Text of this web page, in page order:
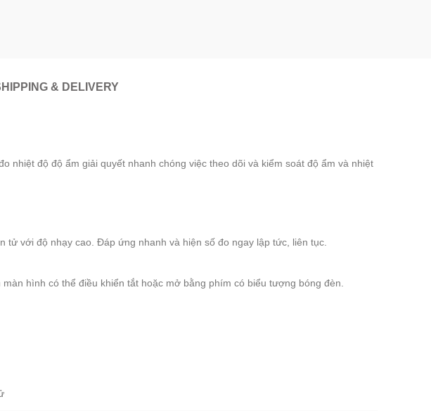
& DELIVERY
nhiệt độ độ ẩm giải quyết nhanh chóng việc theo dõi và kiểm soát độ ẩm và nhiệt
tử với độ nhạy cao. Đáp ứng nhanh và hiện số đo ngay lập tức, liên tục.
hình có thể điều khiển tắt hoặc mở bằng phím có biểu tượng bóng đèn.